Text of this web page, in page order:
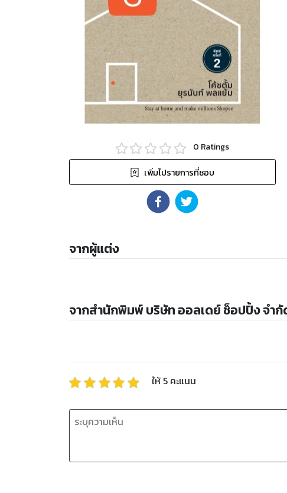
0 Ratings
เพิ่มไปรายการที่ชอบ
จากผู้แต่ง
จากสำนักพิมพ์ บริษัท ออลเดย์ ช็อปปิ้ง จำกั
ให้ 5 คะแนน